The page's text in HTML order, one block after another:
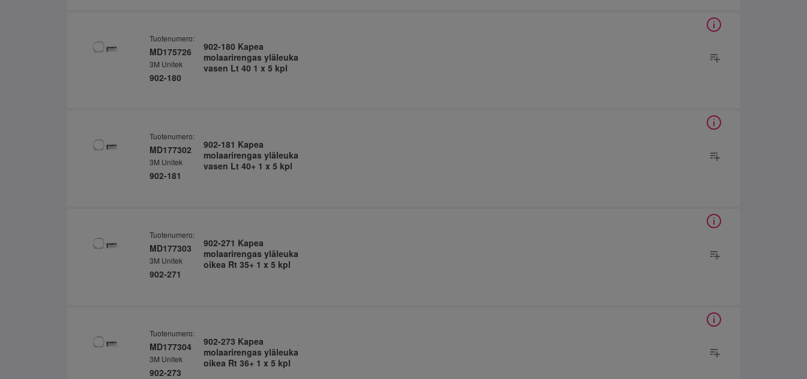
Tuotenumero:
MD175726
3M Unitek
902-180
902-180 Kapea
molaarirengas yläleuka
vasen Lt 40 1 x 5 kpl
Tuotenumero:
MD177302
3M Unitek
902-181
902-181 Kapea
molaarirengas yläleuka
vasen Lt 40+ 1 x 5 kpl
Tuotenumero:
MD177303
3M Unitek
902-271
902-271 Kapea
molaarirengas yläleuka
oikea Rt 35+ 1 x 5 kpl
Tuotenumero:
MD177304
3M Unitek
902-273
902-273 Kapea
molaarirengas yläleuka
oikea Rt 36+ 1 x 5 kpl